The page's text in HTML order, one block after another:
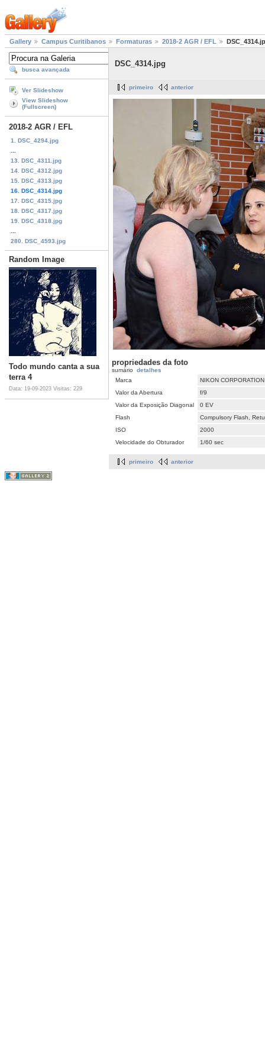
Gallery Campus Curitibanos Formaturas 2018-2 AGR / EFL
busca avançada
Ver Slideshow
View Slideshow
(Fullscreen)
2018-2 AGR / EFL
1. DSC_4294.jpg
13. DSC_4311.jpg
14. DSC_4312.jpg
15. DSC_4313.jpg
16. DSC_4314.jpg
17. DSC_4315.jpg
18. DSC_4317.jpg
19. DSC_4318.jpg
280. DSC_4593.jpg
Random Image
Todo mundo canta a sua
terra 4
Data: 19-09-2023 Visitas: 229
DSC_4314.jpg
primeiro anterior
propriedades da foto
sumário detalhes
Marca
NIKON CORPORATION
Valor da Abertura
f/9
Valor da Exposição Diagonal
0 EV
Flash
Compulsory Flash,
ISO
2000
Velocidade do Obturador
1/60 sec
primeiro anterior